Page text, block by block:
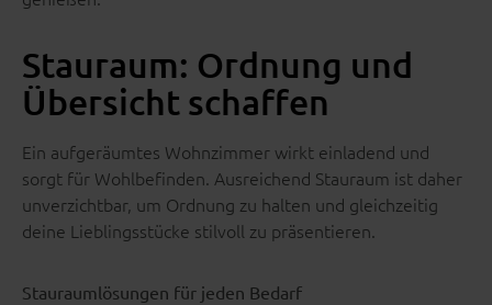
Stauraum: Ordnung und
Übersicht schaffen
Ein aufgeräumtes Wohnzimmer wirkt einladend und
sorgt für Wohlbefinden. Ausreichend Stauraum ist daher
unverzichtbar, um Ordnung zu halten und gleichzeitig
deine Lieblingsstücke stilvoll zu präsentieren.
Stauraumlösungen für jeden Bedarf